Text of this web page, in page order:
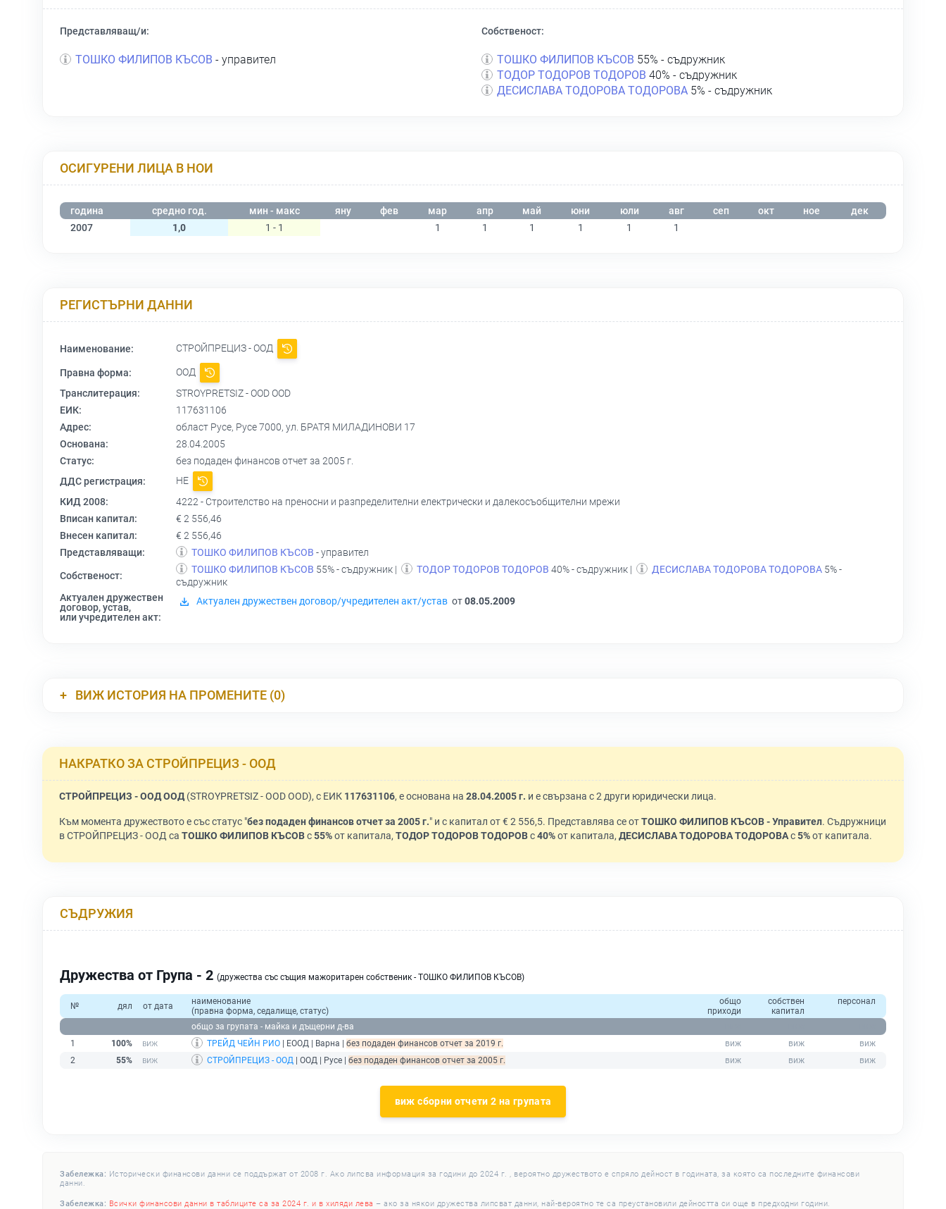
Представляващ/и:
ТОШКО ФИЛИПОВ КЪСОВ - управител
Собственост:
ТОШКО ФИЛИПОВ КЪСОВ 55% - съдружник
ТОДОР ТОДОРОВ ТОДОРОВ 40% - съдружник
ДЕСИСЛАВА ТОДОРОВА ТОДОРОВА 5% - съдружник
ОСИГУРЕНИ ЛИЦА В НОИ
година средно год. мин - макс яну фев мар апр май юни юли авг сеп окт ное
дек
2007
1,0 1 - 1 1 1 1 1 1 1
РЕГИСТЪРНИ ДАННИ
Наименование: СТРОЙПРЕЦИЗ - ООД
Правна форма:
ООД
Транслитерация:
STROYPRETSIZ - OOD OOD
ЕИК:
117631106
Адрес:
област Русе, Русе 7000, ул. БРАТЯ МИЛАДИНОВИ 17
Основана:
28.04.2005
Статус:
без подаден финансов отчет за 2005 г.
ДДС регистрация:
НЕ
КИД 2008:
4222 - Строителство на преносни и разпределителни електрически и далекосъобщителни мрежи
Вписан капитал:
€ 2 556,46
Внесен капитал:
€ 2 556,46
Представляващи:
ТОШКО ФИЛИПОВ КЪСОВ - управител
Собственост:
ТОШКО ФИЛИПОВ КЪСОВ 55% - съдружник | ТОДОР ТОДОРОВ ТОДОРОВ 40% - съдружник | ДЕСИСЛАВА ТОДОРОВА ТОДОРОВА 5% -
съдружник
Актуален дружествен
договор, устав,
или учредителен акт:
Актуален дружествен договор/учредителен акт/устав от08.05.2009
ВИЖ ИСТОРИЯ НА ПРОМЕНИТЕ (0)
НАКРАТКО ЗА СТРОЙПРЕЦИЗ - ООД
СТРОЙПРЕЦИЗ - ООД ООД(STROYPRETSIZ - OOD OOD), с ЕИК 117631106, е основана на 28.04.2005 г. и е свързана с 2 други юридически лица.
Към момента дружеството е със статус "без подаден финансов отчет за 2005 г." и с капитал от € 2 556,5. Представлява се отТОШКО ФИЛИПОВ КЪСОВ - Управител. Съдружници
в СТРОЙПРЕЦИЗ - ООД са ТОШКО ФИЛИПОВ КЪСОВс55%от капитала, ТОДОР ТОДОРОВ ТОДОРОВс40%от капитала, ДЕСИСЛАВА ТОДОРОВА ТОДОРОВАс5%от капитала.
СЪДРУЖИЯ
Дружества от Група - 2 (дружества със същия мажоритарен собственик - ТОШКО ФИЛИПОВ КЪСОВ)
№ дял от дата
наименование
(правна форма, седалище, статус)
общо
приходи
собствен
капитал
персонал
общо за групата - майка и дъщерни д-ва
1
100% ТРЕЙД ЧЕЙН РИО | ЕООД | Варна | без подаден финансов отчет за 2019 г.
2
55% СТРОЙПРЕЦИЗ - ООД | ООД | Русе | без подаден финансов отчет за 2005 г.
виж сборни отчети 2 на групата
Забележка: Исторически финансови данни се поддържат от 2008 г. Ако липсва информация за години до 2024 г. , вероятно дружеството е спряло дейност в годината, за която са последните финансови
данни.
Забележка: Всички финансови данни в таблиците са за 2024 г. и в хиляди лева – ако за някои дружества липсват данни, най-вероятно те са преустановили дейността си още в предходни години.